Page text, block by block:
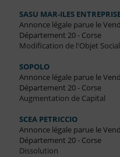
SASU MAR-ILES
Annonce légale parue le
Département 20 - Corse
Modification de l'Objet Social
SOPOLO
Annonce légale parue le
Département 20 - Corse
Augmentation de Capital
SCEA PETRICCIO
Annonce légale parue le
Département 20 - Corse
Dissolution